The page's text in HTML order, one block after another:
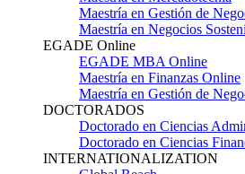
Maestría en Gestión de
Maestría en Negocios
EGADE Online
EGADE MBA Online
Maestría en Finanzas Online
Maestría en Gestión de
DOCTORADOS
Doctorado en Ciencias
Doctorado en Ciencias
INTERNATIONALIZATION